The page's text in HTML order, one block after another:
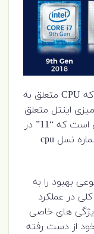
این قسمت نسبتاً ساده نشان می دهد که CPU متعلق به
اینتل متعلق
به نسل یازدهم است و این همان چیزی است که “11” در
“Intel Core i5-11600K” نشان دهنده شماره نسل cpu
بهبود را به
در عملکرد
های خاصی
از دست رفته